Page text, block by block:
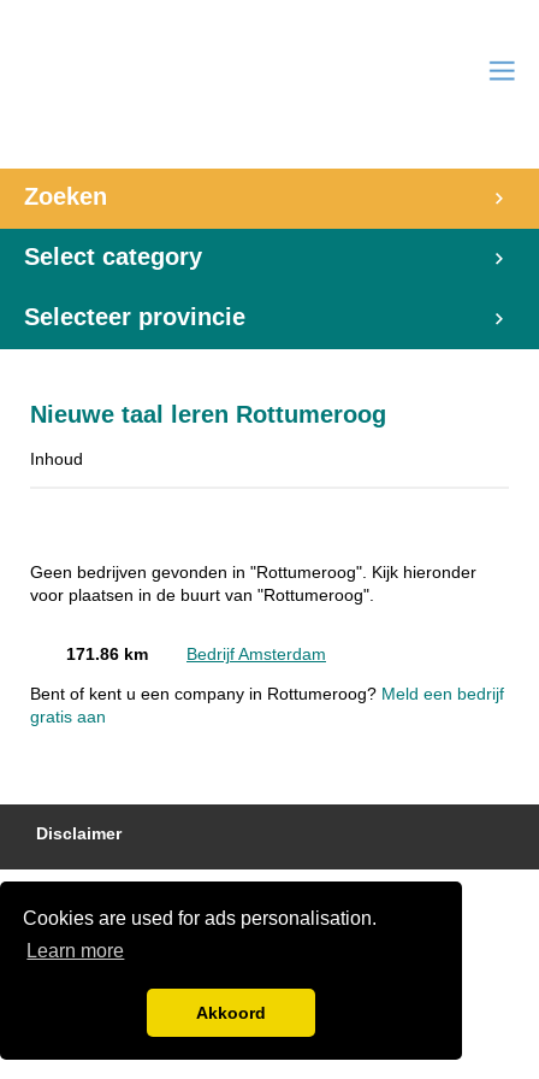
Cookies are used for ads personalisation.
Learn more
Akkoord
Zoeken
Select category
Selecteer provincie
Nieuwe taal leren Rottumeroog
Inhoud
Geen bedrijven gevonden in "Rottumeroog". Kijk hieronder
voor plaatsen in de buurt van "Rottumeroog".
171.86 km Bedrijf Amsterdam
Bent of kent u een company in Rottumeroog? Meld een bedrijf
gratis aan
Disclaimer